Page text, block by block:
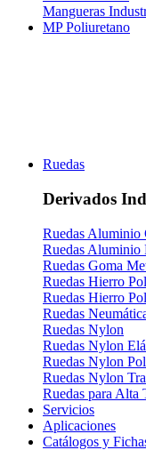
Mangueras
MP Poliuretano
Ruedas
Derivados
Ruedas Aluminio
Ruedas Aluminio
Ruedas Goma
Ruedas Hierro
Ruedas Hierro
Ruedas
Ruedas Nylon
Ruedas Nylon
Ruedas Nylon
Ruedas Nylon
Ruedas para Alta
Servicios
Aplicaciones
Catálogos y